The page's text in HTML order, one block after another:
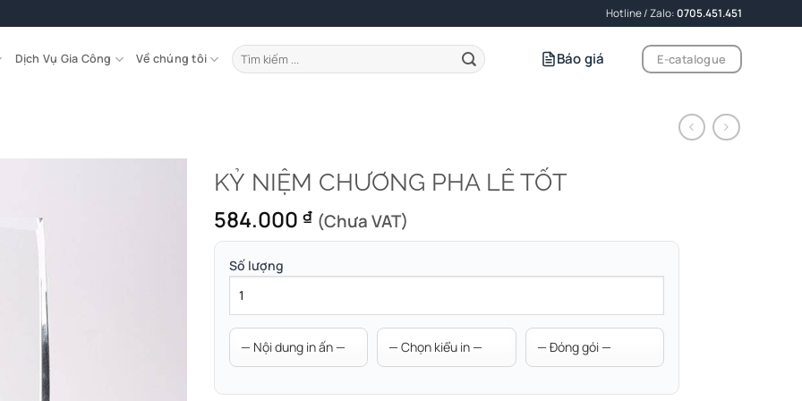
Hotline / Zalo:0705.451.451
Dịch Vụ Gia Công Về chúng tôi
Tìm
kiếm:
Báo giá E-catalogue
KỶ NIỆM CHƯƠNG PHA LÊ TỐT
584.000 ₫ (Chưa VAT)
Số lượng